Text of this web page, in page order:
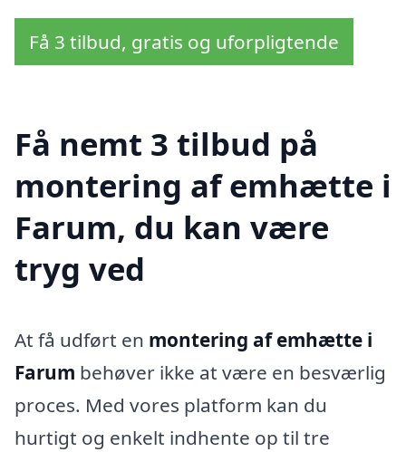
Få 3 tilbud, gratis og uforpligtende
Få nemt 3 tilbud på
montering af emhætte i
Farum, du kan være
tryg ved
At få udført en montering af emhætte i
Farum behøver ikke at være en besværlig
proces. Med vores platform kan du
hurtigt og enkelt indhente op til tre